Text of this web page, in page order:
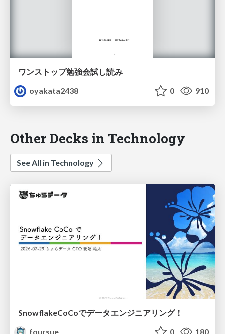
ワンストップ勉強会試し読み
oyakata2438
0 910
Other Decks in Technology
See All in Technology
SnowflakeCoCoでデータエンジニアリング！
foursue
0 180